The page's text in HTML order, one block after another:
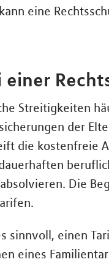
eine
einer
Streitigkeiten
der
die kostenfreie
Die
sinnvoll, einen
eines